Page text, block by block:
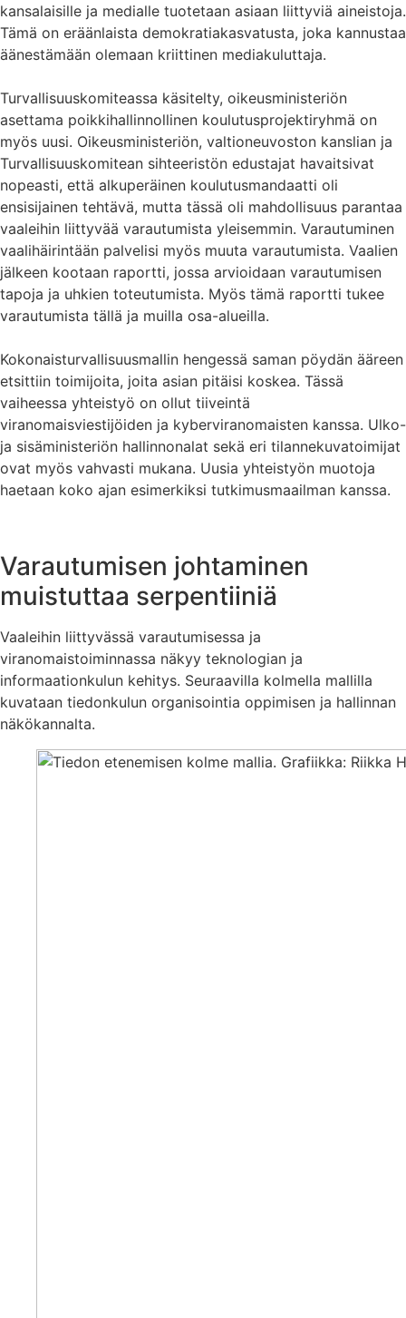
kansalaisille ja medialle tuotetaan asiaan liittyviä aineistoja.
Tämä on eräänlaista demokratiakasvatusta, joka kannustaa
äänestämään olemaan kriittinen mediakuluttaja.
Turvallisuuskomiteassa käsitelty, oikeusministeriön
asettama poikkihallinnollinen koulutusprojektiryhmä on
myös uusi. Oikeusministeriön, valtioneuvoston kanslian ja
Turvallisuuskomitean sihteeristön edustajat havaitsivat
nopeasti, että alkuperäinen koulutusmandaatti oli
ensisijainen tehtävä, mutta tässä oli mahdollisuus parantaa
vaaleihin liittyvää varautumista yleisemmin. Varautuminen
vaalihäirintään palvelisi myös muuta varautumista. Vaalien
jälkeen kootaan raportti, jossa arvioidaan varautumisen
tapoja ja uhkien toteutumista. Myös tämä raportti tukee
varautumista tällä ja muilla osa-alueilla.
Kokonaisturvallisuusmallin hengessä saman pöydän ääreen
etsittiin toimijoita, joita asian pitäisi koskea. Tässä
vaiheessa yhteistyö on ollut tiiveintä
viranomaisviestijöiden ja kyberviranomaisten kanssa. Ulko-
ja sisäministeriön hallinnonalat sekä eri tilannekuvatoimijat
ovat myös vahvasti mukana. Uusia yhteistyön muotoja
haetaan koko ajan esimerkiksi tutkimusmaailman kanssa.
Varautumisen johtaminen
muistuttaa serpentiiniä
Vaaleihin liittyvässä varautumisessa ja
viranomaistoiminnassa näkyy teknologian ja
informaationkulun kehitys. Seuraavilla kolmella mallilla
kuvataan tiedonkulun organisointia oppimisen ja hallinnan
näkökannalta.